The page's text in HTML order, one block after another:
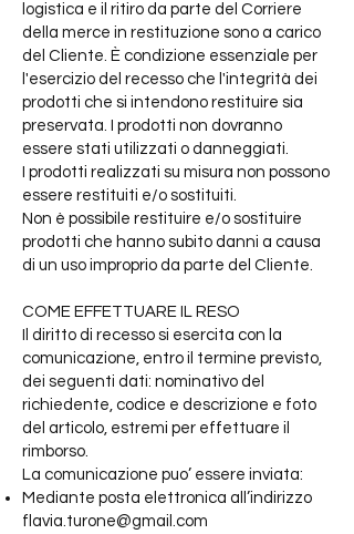
logistica e il ritiro da parte del Corriere
della merce in restituzione sono a carico
del Cliente. È condizione essenziale per
l'esercizio del recesso che l'integrità dei
prodotti che si intendono restituire sia
preservata. I prodotti non dovranno
essere stati utilizzati o danneggiati.
I prodotti realizzati su misura non possono
essere restituiti e/o sostituiti.
Non è possibile restituire e/o sostituire
prodotti che hanno subito danni a causa
di un uso improprio da parte del Cliente.
COME EFFETTUARE IL RESO
Il diritto di recesso si esercita con la
comunicazione, entro il termine previsto,
dei seguenti dati: nominativo del
richiedente, codice e descrizione e foto
del articolo, estremi per effettuare il
rimborso.
La comunicazione puo’ essere inviata:
Mediante posta elettronica all’indirizzo
flavia.turone@gmail.com